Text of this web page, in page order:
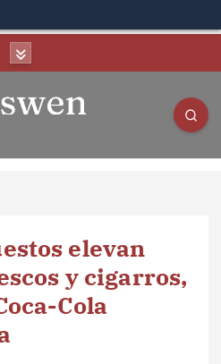
elevan
y cigarros,
Cola